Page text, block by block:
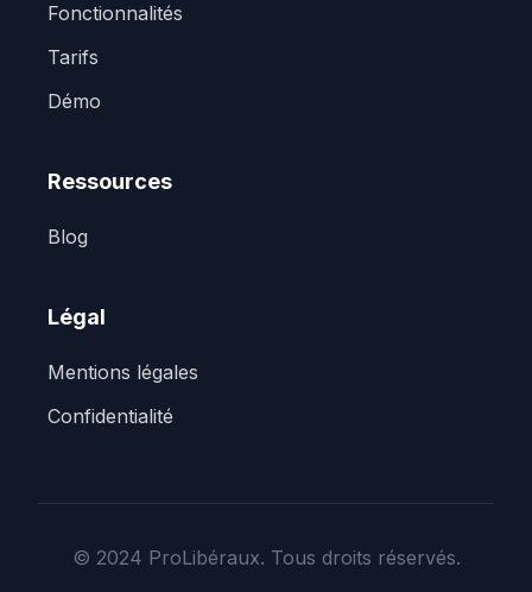
Fonctionnalités
Tarifs
Démo
Ressources
Blog
Légal
Mentions légales
Confidentialité
© 2024 ProLibéraux. Tous droits réservés.